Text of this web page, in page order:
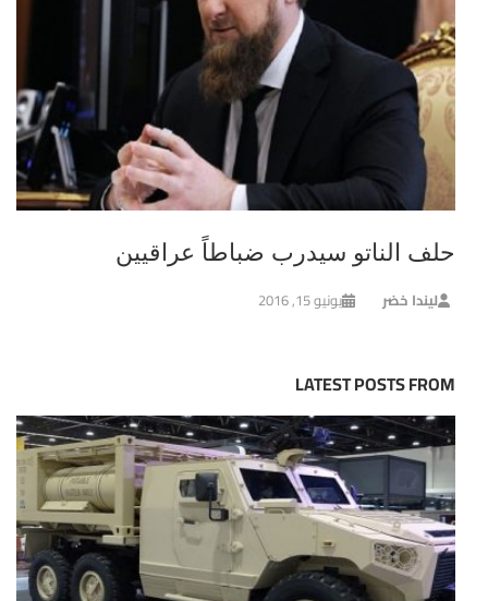
حلف الناتو سيدرب ضباطاً عراقيين
ليندا خضر يونيو 15, 2016
LATEST POSTS FROM